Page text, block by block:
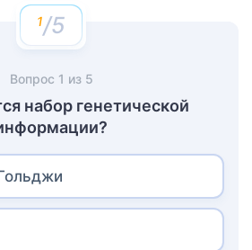
/5
Вопрос 1 из 5
набор генетической